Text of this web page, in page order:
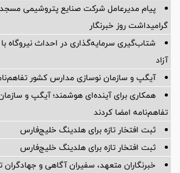
پیام مدیرعامل شركت صنایع پتروشیمی
گرامیداشت روز خبرنگار
شتاب‌گیری سرمایه‌گذاری در احداث نیروگاه
آزاد
آیگپ و سازمان نوسازی مدارس کشور
همکاری برای آینده‌ای هوشمند؛ آیگپ و
تفاهم‌نامه امضا کردند
ثبت افتخار تازه برای هلدینگ خلیج‌فارس
ثبت افتخار تازه برای هلدینگ خلیج‌فارس
خبرنگاران متعهد، سفیران آگاهی و